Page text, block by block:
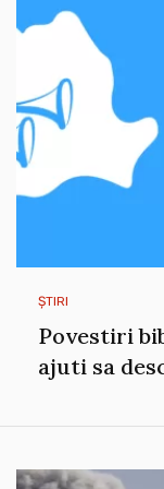
ȘTIRI
Povestiri
ajuti sa